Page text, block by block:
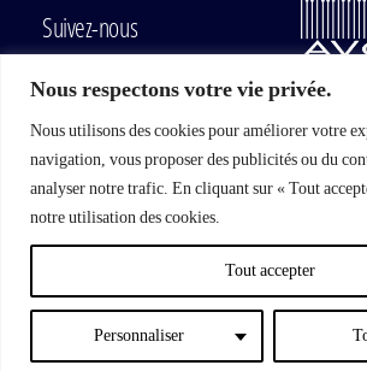
Nous respectons votre vie privée.
Nous utilisons des cookies pour améliorer votre
navigation, vous proposer des publicités ou du
analyser notre trafic. En cliquant sur « Tout
notre utilisation des cookies.
Personnaliser
Tout accepter
Suivez-nous
Mise à jour du site par :